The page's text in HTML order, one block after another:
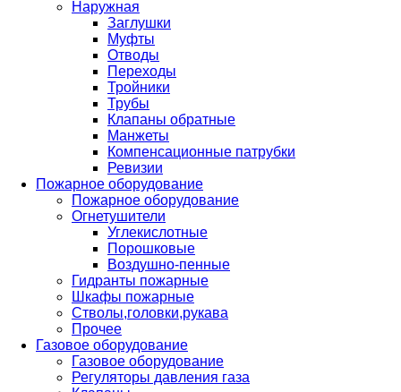
Наружная
Заглушки
Муфты
Отводы
Переходы
Тройники
Трубы
Клапаны обратные
Манжеты
Компенсационные патрубки
Ревизии
Пожарное оборудование
Пожарное оборудование
Огнетушители
Углекислотные
Порошковые
Воздушно-пенные
Гидранты пожарные
Шкафы пожарные
Стволы,головки,рукава
Прочее
Газовое оборудование
Газовое оборудование
Регуляторы давления газа